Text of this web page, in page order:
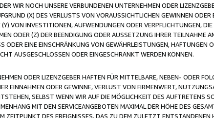
WIR NOCH UNSERE VERBUNDENEN UNTERNEHMEN ODER
(X) DES VERLUSTS VON VORAUSSICHTLICHEN GEWINNEN
VON INVESTITIONEN, AUFWENDUNGEN ODER VERPFLICHTUNGEN,
ODER (Z) DER BEENDIGUNG ODER AUSSETZUNG IHRER TEILNAHME
ODER EINE EINSCHRÄNKUNG VON GEWÄHRLEISTUNGEN, HAFTUNGEN
AUSGESCHLOSSEN ODER EINGESCHRÄNKT WERDEN KÖNNEN.
ODER LIZENZGEBER HAFTEN FÜR MITTELBARE, NEBEN- ODER
EINNAHMEN ODER GEWINNE, VERLUST VON FIRMENWERT,
SELBST WENN WIR AUF DIE MÖGLICHKEIT DES AUFTRETENS
MIT DEN SERVICEANGEBOTEN MAXIMAL DER HÖHE DES
DES EREIGNISSES, DAS ZU DEM ZULETZT ENTSTANDENEN